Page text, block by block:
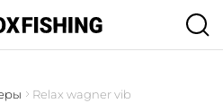
Relax wagner vib